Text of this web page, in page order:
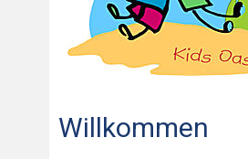
Willkommen